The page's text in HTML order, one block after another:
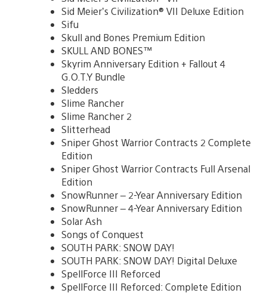
Sid Meier’s Civilization® VII Deluxe Edition
Sifu
Skull and Bones Premium Edition
SKULL AND BONES™
Skyrim Anniversary Edition + Fallout 4
G.O.T.Y Bundle
Sledders
Slime Rancher
Slime Rancher 2
Slitterhead
Sniper Ghost Warrior Contracts 2 Complete
Edition
Sniper Ghost Warrior Contracts Full Arsenal
Edition
SnowRunner – 2-Year Anniversary Edition
SnowRunner – 4-Year Anniversary Edition
Solar Ash
Songs of Conquest
SOUTH PARK: SNOW DAY!
SOUTH PARK: SNOW DAY! Digital Deluxe
SpellForce III Reforced
SpellForce III Reforced: Complete Edition